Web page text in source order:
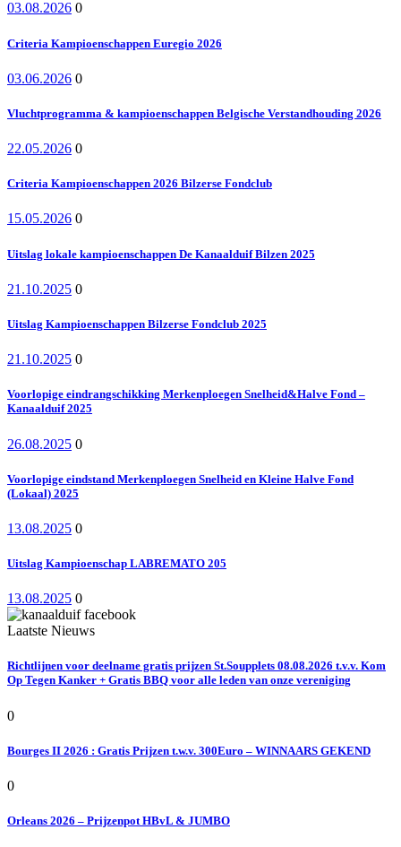
03.08.2026 0
Criteria Kampioenschappen Euregio 2026
03.06.2026 0
Vluchtprogramma & kampioenschappen Belgische Verstandhouding 2026
22.05.2026 0
Criteria Kampioenschappen 2026 Bilzerse Fondclub
15.05.2026 0
Uitslag lokale kampioenschappen De Kanaalduif Bilzen 2025
21.10.2025 0
Uitslag Kampioenschappen Bilzerse Fondclub 2025
21.10.2025 0
Voorlopige eindrangschikking Merkenploegen Snelheid&Halve Fond –
Kanaalduif 2025
26.08.2025 0
Voorlopige eindstand Merkenploegen Snelheid en Kleine Halve Fond
(Lokaal) 2025
13.08.2025 0
Uitslag Kampioenschap LABREMATO 205
13.08.2025 0
Laatste Nieuws
Richtlijnen voor deelname gratis prijzen St.Soupplets 08.08.2026 t.v.v. Kom
Op Tegen Kanker + Gratis BBQ voor alle leden van onze vereniging
0
Bourges II 2026 : Gratis Prijzen t.w.v. 300Euro – WINNAARS GEKEND
0
Orleans 2026 – Prijzenpot HBvL & JUMBO